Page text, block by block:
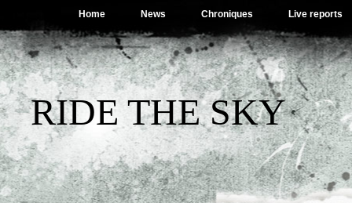
Home News Chroniques Live reports
RIDE THE SKY